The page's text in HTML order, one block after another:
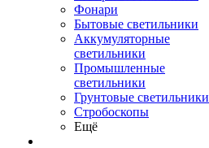
Фонари
Бытовые светильники
Аккумуляторные
светильники
Промышленные
светильники
Грунтовые светильники
Стробоскопы
Ещё